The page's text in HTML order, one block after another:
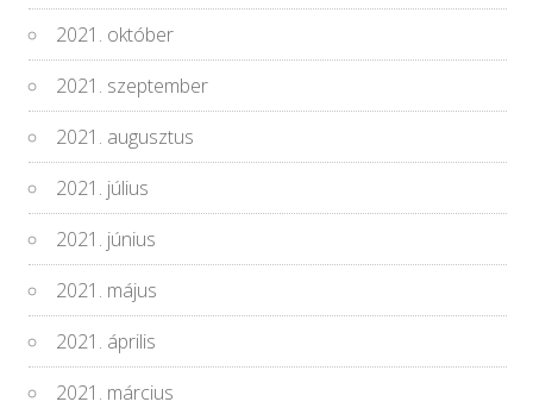
2021. október
2021. szeptember
2021. augusztus
2021. július
2021. június
2021. május
2021. április
2021. március